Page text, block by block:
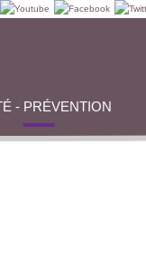
- PRÉVENTION